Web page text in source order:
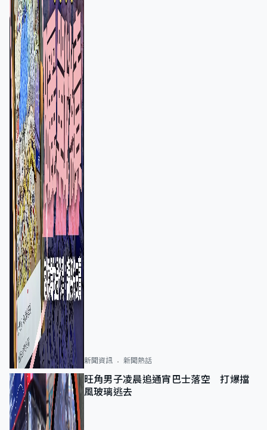
新聞資訊 新聞熱話
旺角男子凌晨追通宵巴士落空 打爆擋
風玻璃逃去